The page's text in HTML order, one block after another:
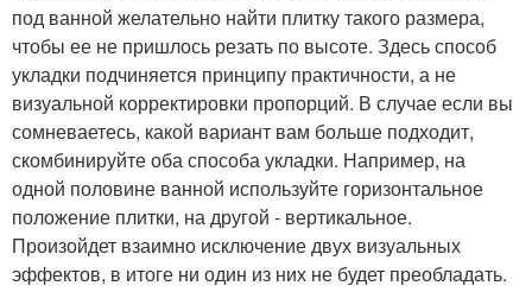
под ванной желательно найти плитку такого размера,
чтобы ее не пришлось резать по высоте. Здесь способ
укладки подчиняется принципу практичности, а не
визуальной корректировки пропорций. В случае если вы
сомневаетесь, какой вариант вам больше подходит,
скомбинируйте оба способа укладки. Например, на
одной половине ванной используйте горизонтальное
положение плитки, на другой - вертикальное.
Произойдет взаимно исключение двух визуальных
эффектов, в итоге ни один из них не будет преобладать.